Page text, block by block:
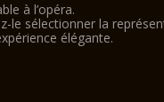
à l’opéra.
le sélectionner la
élégante.